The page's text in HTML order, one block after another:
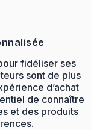
fidéliser ses
sont de plus
d’achat
de connaître
et des produits